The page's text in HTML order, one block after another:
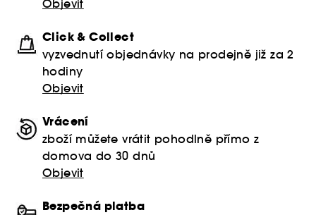
Objevit
Click & Collect
vyzvednutí objednávky na prodejně již za 2
hodiny
Objevit
Vrácení
zboží můžete vrátit pohodlně přímo z
domova do 30 dnů
Objevit
Bezpečná platba